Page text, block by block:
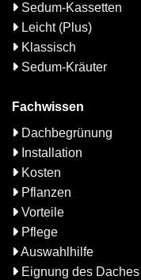
Sedum-Kassetten
Leicht (Plus)
Klassisch
Sedum-Kräuter
Fachwissen
Dachbegrünung
Installation
Kosten
Pflanzen
Vorteile
Pflege
Auswahlhilfe
Eignung des Daches